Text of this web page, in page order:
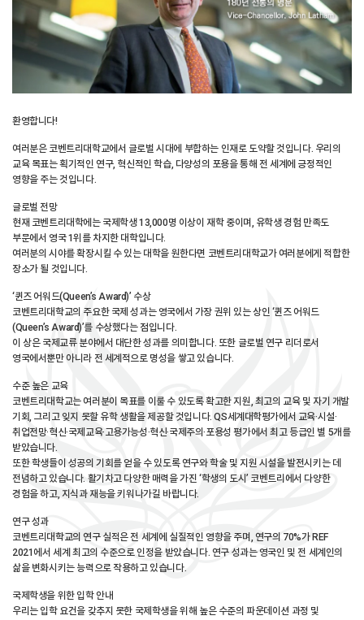
환영합니다!
여러분은 코벤트리대학교에서 글로벌 시대에 부합하는 인재로 도약할 것입니다. 우리의
교육 목표는 획기적인 연구, 혁신적인 학습, 다양성의 포용을 통해 전 세계에 긍정적인
영향을 주는 것입니다.
글로벌 전망
현재 코벤트리대학에는 국제학생 13,000명 이상이 재학 중이며, 유학생 경험 만족도
부문에서 영국 1위를 차지한 대학입니다.
여러분의 시야를 확장시킬 수 있는 대학을 원한다면 코벤트리대학교가 여러분에게 적합한
장소가 될 것입니다.
‘퀸즈 어워드(Queen’s Award)’ 수상
코벤트리대학교의 주요한 국제 성과는 영국에서 가장 권위 있는 상인 ‘퀸즈 어워드
(Queen’s Award)’를 수상했다는 점입니다.
이 상은 국제교류 분야에서 대단한 성과를 의미합니다. 또한 글로벌 연구 리더로서
영국에서뿐만 아니라 전 세계적으로 명성을 쌓고 있습니다.
수준 높은 교육
코벤트리대학교는 여러분이 목표를 이룰 수 있도록 확고한 지원, 최고의 교육 및 자기 개발
기회, 그리고 잊지 못할 유학 생활을 제공할 것입니다. QS세계대학평가에서 교육·시설·
취업전망·혁신·국제교육·고용가능성·혁신·국제주의·포용성 평가에서 최고 등급인 별 5개를
받았습니다.
또한 학생들이 성공의 기회를 얻을 수 있도록 연구와 학술 및 지원 시설을 발전시키는 데
전념하고 있습니다. 활기차고 다양한 매력을 가진 ‘학생의 도시’ 코벤트리에서 다양한
경험을 하고, 지식과 재능을 키워나가길 바랍니다.
연구 성과
코벤트리대학교의 연구 실적은 전 세계에 실질적인 영향을 주며, 연구의 70%가 REF
2021에서 세계 최고의 수준으로 인정을 받았습니다. 연구 성과는 영국인 및 전 세계인의
삶을 변화시키는 능력으로 작용하고 있습니다.
국제학생을 위한 입학 안내
우리는 입학 요건을 갖추지 못한 국제학생을 위해 높은 수준의 파운데이션 과정 및